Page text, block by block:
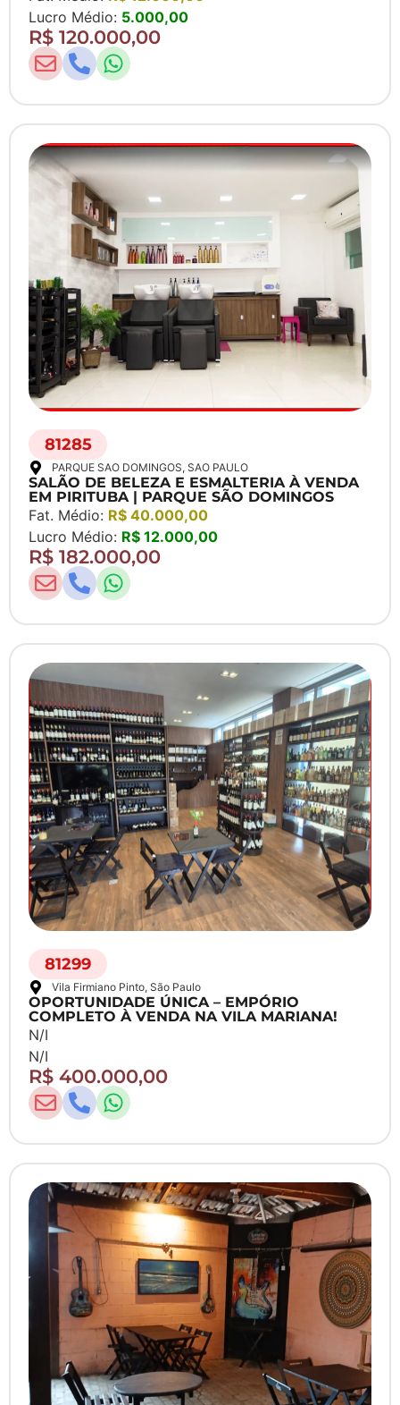
Lucro Médio: 5.000,00
R$ 120.000,00
81285
PARQUE SAO DOMINGOS, SAO PAULO
SALÃO DE BELEZA E ESMALTERIA À VENDA
EM PIRITUBA | PARQUE SÃO DOMINGOS
Fat. Médio: R$ 40.000,00
Lucro Médio: R$ 12.000,00
R$ 182.000,00
81299
Vila Firmiano Pinto, São Paulo
OPORTUNIDADE ÚNICA – EMPÓRIO
COMPLETO À VENDA NA VILA MARIANA!
N/I
N/I
R$ 400.000,00